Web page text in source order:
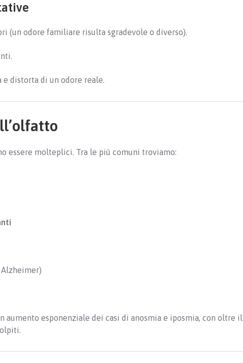
(un odore familiare risulta sgradevole o diverso).
distorta di un odore reale.
essere molteplici. Tra le più comuni troviamo:
Alzheimer)
aumento esponenziale dei casi di anosmia e iposmia, con oltre il